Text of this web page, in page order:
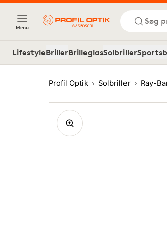
Menu
Søg
LifestyleBrillerBrilleglasSolbriller
Profil Optik Solbriller Ray-